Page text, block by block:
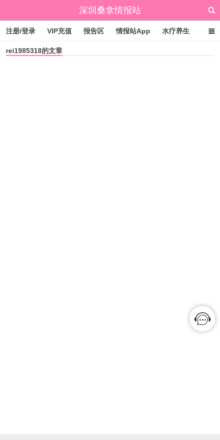
深圳桑拿情报站
注册/登录 VIP充值 报告区 情报站App 水疗养生
标签云 文章归档
rei1985318的文章